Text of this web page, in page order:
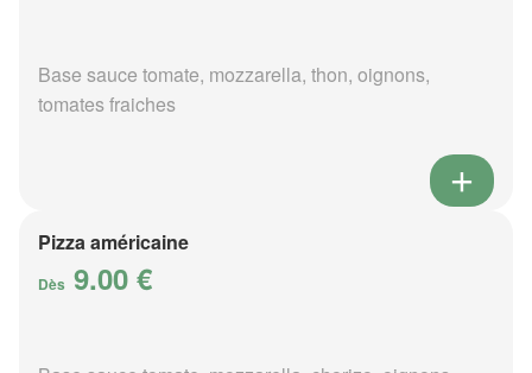
Base sauce tomate, mozzarella, thon, oignons,
tomates fraiches
Pizza américaine
Dès 9.00 €